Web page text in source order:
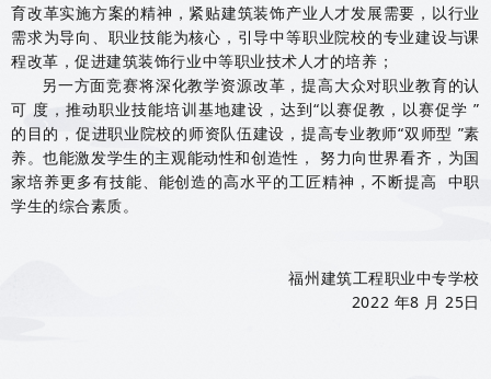
育改革实施方案的精神，紧贴建筑装饰产业人才发展需要，以行业
需求为导向、职业技能为核心，引导中等职业院校的专业建设与课
程改革，促进建筑装饰行业中等职业技术人才的培养；
另一方面竞赛将深化教学资源改革，提高大众对职业教育的认
可 度，推动职业技能培训基地建设，达到“以赛促教，以赛促学 ”
的目的，促进职业院校的师资队伍建设，提高专业教师“双师型 ”素
养。也能激发学生的主观能动性和创造性， 努力向世界看齐，为国
家培养更多有技能、能创造的高水平的工匠精神，不断提高 中职
学生的综合素质。
福州建筑工程职业中专学校
2022 年8 月 25日